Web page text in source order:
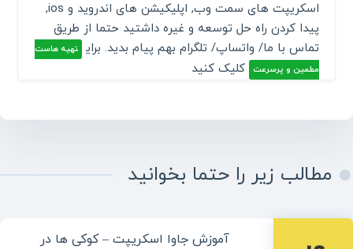
اسکریپت های سمت وب, اپلیکیشن های اندروید و ios,
پیدا کردن راه حل توسعه و غیره داشتید حتما از طریق
تماس با ما/ واتساپ/ تلگرام بهم پیام بدید. برای
تهیه هاست
مطمین و پرسرعت
کلیک کنید
مطالب زیر را حتما بخوانید
آموزش جاوا اسکریپت – کوکی ها در